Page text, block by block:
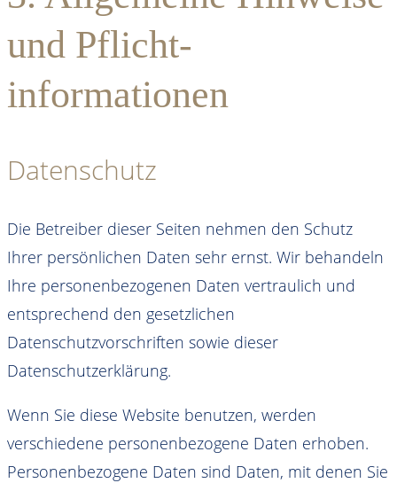
und Pflicht­
informationen
Datenschutz
Die Betreiber dieser Seiten nehmen den Schutz
Ihrer persönlichen Daten sehr ernst. Wir behandeln
Ihre personenbezogenen Daten vertraulich und
entsprechend den gesetzlichen
Datenschutzvorschriften sowie dieser
Datenschutzerklärung.
Wenn Sie diese Website benutzen, werden
verschiedene personenbezogene Daten erhoben.
Personenbezogene Daten sind Daten, mit denen Sie